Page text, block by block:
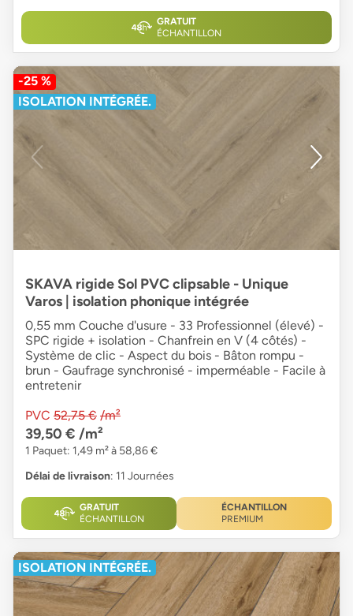
GRATUIT
ÉCHANTILLON
-25 %
ISOLATION INTÉGRÉE.
SKAVA rigide Sol PVC clipsable - Unique
Varos | isolation phonique intégrée
0,55 mm Couche d'usure - 33 Professionnel (élevé) -
SPC rigide + isolation - Chanfrein en V (4 côtés) -
Système de clic - Aspect du bois - Bâton rompu -
brun - Gaufrage synchronisé - imperméable - Facile à
entretenir
PVC 52,75 € /m²
39,50 € /m²
1 Paquet: 1,49 m² à 58,86 €
Délai de livraison: 11 Journées
GRATUIT
ÉCHANTILLON
ÉCHANTILLON
PREMIUM
ISOLATION INTÉGRÉE.